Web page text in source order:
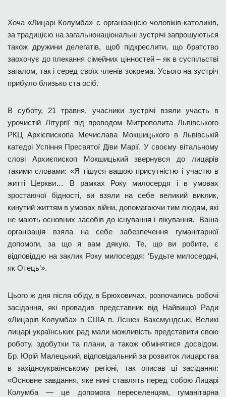
Хоча «Лицарі Колумба» є організацією чоловіків-католиків,
за традицією на загальнонаціональні зустрічі запрошуються
також дружини делегатів, щоб підкреслити, що братство
заохочує до плекання сімейних цінностей – як в суспільстві
загалом, так і серед своїх членів зокрема. Усього на зустріч
прибуло близько ста осіб.
В суботу, 21 травня, учасники зустрічі взяли участь в
урочистій Літургії під проводом Митрополита Львівського
РКЦ Архієпископа Мечислава Мокшицького в Львівській
катедрі Успіння Пресвятої Діви Марії. У своєму вітальному
слові Архиєпископ Мокшицький звернувся до лицарів
такими словами: «Я тішуся вашою присутністю і участю в
житті Церкви… В рамках Року милосердя і в умовах
зростаючої бідності, ви взяли на себе великий виклик,
кинутий життям в умовах війни, допомагаючи тим людям, які
не мають основних засобів до існування і лікування. Ваша
організація взяла на себе забезпечення гуманітарної
допомоги, за що я вам дякую. Те, що ви робите, є
відповіддю на заклик Року милосердя: ‘Будьте милосердні,
як Отець’».
Цього ж дня після обіду, в Брюховичах, розпочались робочі
засідання, які провадив представник від Найвищої Ради
«Лицарів Колумба» в США п. Лєшек Ваксмундські. Великі
лицарі українських рад мали можливість представити свою
роботу, здобутки та плани, а також обмінятися досвідом.
Бр. Юрій Малецький, відповідальний за розвиток лицарства
в західноукраїнському регіоні, так описав ці засідання:
«Основне завдання, яке нині ставлять перед собою Лицарі
Колумба — це допомога переселенцям, гуманітарна